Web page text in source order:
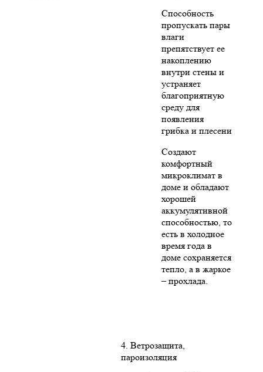
Способность
пропускать пары
влаги
препятствует ее
накоплению
внутри стены и
устраняет
благоприятную
среду для
появления
грибка и плесени
Создают
комфортный
микроклимат в
доме и обладают
хорошей
аккумулятивной
способностью, то
есть в холодное
время года в
доме сохраняется
тепло, а в жаркое
– прохлада.
4. Ветрозащита,
пароизоляция